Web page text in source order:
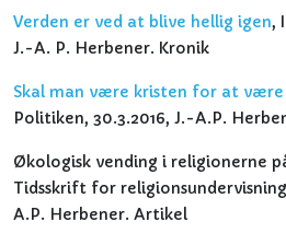
Verden er ved at blive hellig igen,
J.-A. P. Herbener. Kronik
Skal man være kristen for at være
Politiken, 30.3.2016, J.-A.P.
Økologisk vending i religionerne
Tidsskrift for religionsundervisning
A.P. Herbener. Artikel